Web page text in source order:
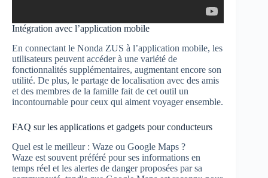
Intégration avec l’application mobile
En connectant le Nonda ZUS à l’application mobile, les
utilisateurs peuvent accéder à une variété de
fonctionnalités supplémentaires, augmentant encore son
utilité. De plus, le partage de localisation avec des amis
et des membres de la famille fait de cet outil un
incontournable pour ceux qui aiment voyager ensemble.
FAQ sur les applications et gadgets pour conducteurs
Quel est le meilleur : Waze ou Google Maps ?
Waze est souvent préféré pour ses informations en
temps réel et les alertes de danger proposées par sa